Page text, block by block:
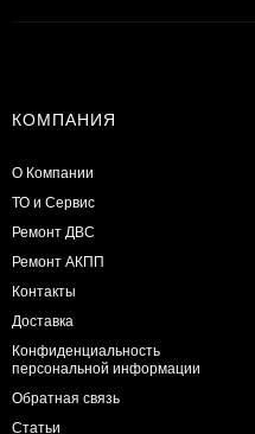
КОМПАНИЯ
О Компании
ТО и Сервис
​Ремонт ДВС
Ремонт АКПП
Контакты
Доставка
Конфиденциальность
персональной информации
Обратная связь
Статьи